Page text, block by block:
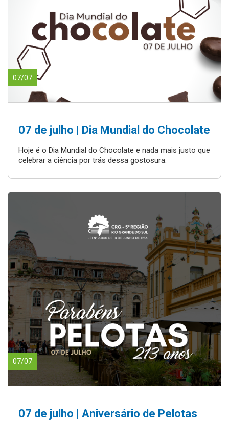
07/07
07 de julho | Dia Mundial do Chocolate
Hoje é o Dia Mundial do Chocolate e nada mais justo que
celebrar a ciência por trás dessa gostosura.
07/07
07 de julho | Aniversário de Pelotas